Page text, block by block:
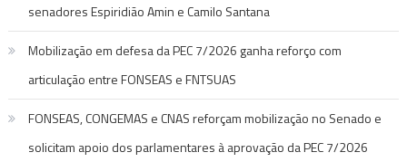
senadores Espiridião Amin e Camilo Santana
Mobilização em defesa da PEC 7/2026 ganha reforço com
articulação entre FONSEAS e FNTSUAS
FONSEAS, CONGEMAS e CNAS reforçam mobilização no Senado e
solicitam apoio dos parlamentares à aprovação da PEC 7/2026